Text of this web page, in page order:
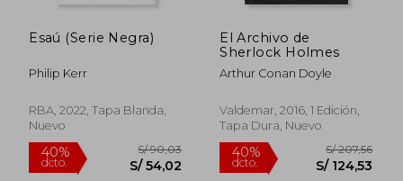
Rápido
Esaú (Serie Negra)
Philip Kerr
RBA, 2022, Tapa Blanda,
Nuevo
El Archivo de
Sherlock Holmes
Arthur Conan Doyle
Valdemar, 2016, 1 Edición,
Tapa Dura, Nuevo